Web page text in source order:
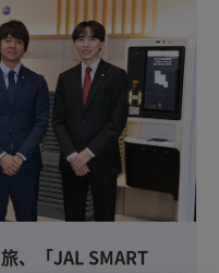
、「JAL SMART